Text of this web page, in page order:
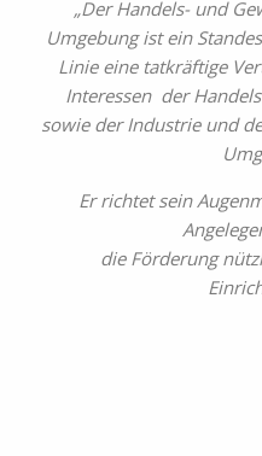
„Der Handels- und
Umgebung ist ein
Linie eine tatkräftige
Interessen der
sowie der Industrie und
Er richtet sein
die Förderung